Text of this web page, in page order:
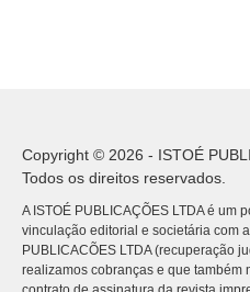
Copyright © 2026 - ISTOÉ
Todos os direitos reservados.
A ISTOÉ PUBLICAÇÕES LTDA é um
vinculação editorial e societária com
PUBLICACÕES LTDA (recuperação
realizamos cobranças e que também